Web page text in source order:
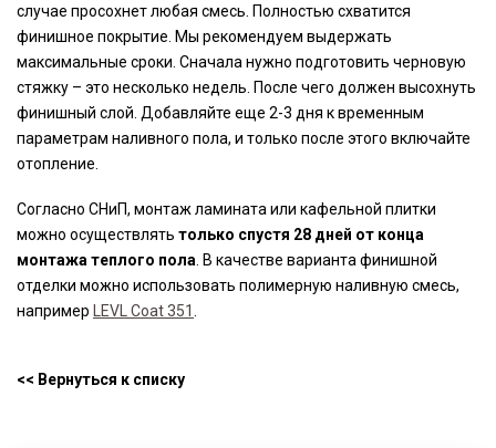
случае просохнет любая смесь. Полностью схватится
финишное покрытие. Мы рекомендуем выдержать
максимальные сроки. Сначала нужно подготовить черновую
стяжку – это несколько недель. После чего должен высохнуть
финишный слой. Добавляйте еще 2-3 дня к временным
параметрам наливного пола, и только после этого включайте
отопление.
Согласно СНиП, монтаж ламината или кафельной плитки
можно осуществлять только спустя 28 дней от конца
монтажа теплого пола. В качестве варианта финишной
отделки можно использовать полимерную наливную смесь,
например LEVL Coat 351.
<< Вернуться к списку